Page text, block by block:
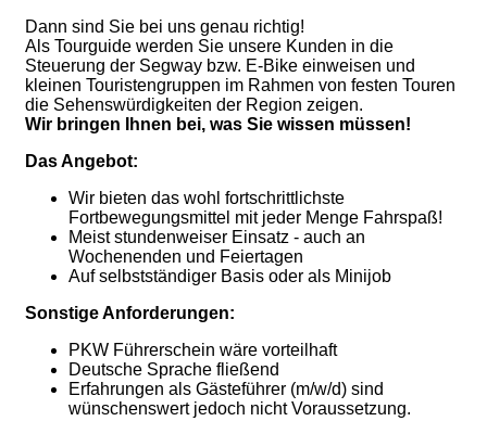
Dann sind Sie bei uns genau richtig!
Als Tourguide werden Sie unsere Kunden in die
Steuerung der Segway bzw. E-Bike einweisen und
kleinen Touristengruppen im Rahmen von festen Touren
die Sehenswürdigkeiten der Region zeigen.
Wir bringen Ihnen bei, was Sie wissen müssen!
Das Angebot:
Wir bieten das wohl fortschrittlichste
Fortbewegungsmittel mit jeder Menge Fahrspaß!
Meist stundenweiser Einsatz - auch an
Wochenenden und Feiertagen
Auf selbstständiger Basis oder als Minijob
Sonstige Anforderungen:
PKW Führerschein wäre vorteilhaft
Deutsche Sprache fließend
Erfahrungen als Gästeführer (m/w/d) sind
wünschenswert jedoch nicht Voraussetzung.